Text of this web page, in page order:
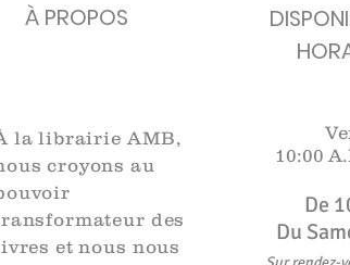
À PROPOS
la librairie AMB,
croyons au
des
et nous nous
10:00
De
Du